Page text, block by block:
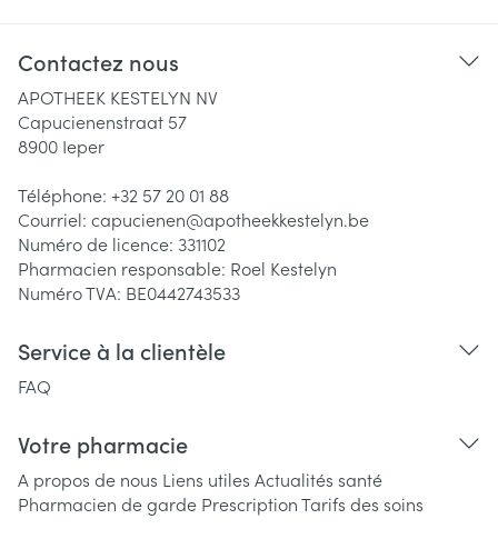
Contactez nous
APOTHEEK KESTELYN NV
Capucienenstraat 57
8900 Ieper
Téléphone: +32 57 20 01 88
Courriel: capucienen@apotheekkestelyn.be
Numéro de licence: 331102
Pharmacien responsable: Roel Kestelyn
Numéro TVA: BE0442743533
Service à la clientèle
FAQ
Votre pharmacie
A propos de nous Liens utiles Actualités santé
Pharmacien de garde PrescriptionTarifs des soins